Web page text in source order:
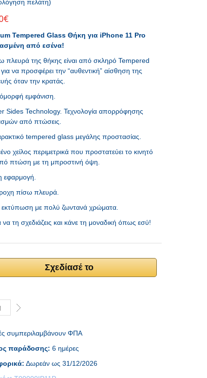
πελάτη)
€
Tempered Glass Θήκη για iPhone 11 Pro
από εσένα!
πλευρά της θήκης είναι από σκληρό Tempered
να προσφέρει την “αυθεντική” αίσθηση της
όταν την κρατάς.
εμφάνιση.
Sides Technology. Τεχνολογία απορρόφησης
από πτώσεις.
tempered glass μεγάλης προστασίας.
χείλος περιμετρικά που προστατεύει το κινητό
πτώση με τη μπροστινή όψη.
εφαρμογή.
πίσω πλευρά.
εκτύπωση με πολύ ζωντανά χρώματα.
να τη σχεδιάζεις και κάνε τη μοναδική όπως εσύ!
Σχεδίασέ το
συμπεριλαμβάνουν ΦΠΑ
παράδοσης: 6 ημέρες
Δωρεάν ως 31/12/2026